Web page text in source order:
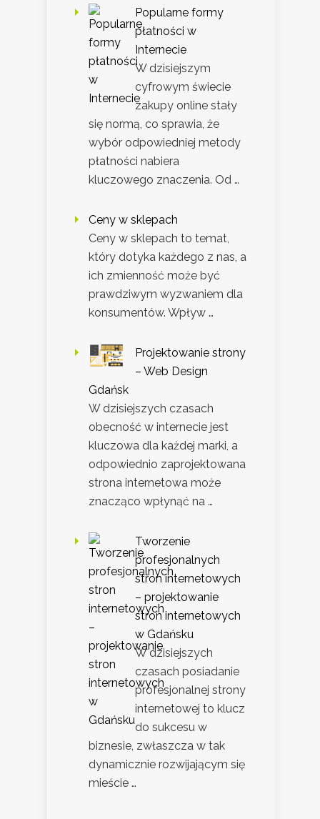
Popularne formy
płatności w
Internecie
W dzisiejszym
cyfrowym świecie
zakupy online stały
się normą, co sprawia, że
wybór odpowiedniej metody
płatności nabiera
kluczowego znaczenia. Od …
Ceny w sklepach
Ceny w sklepach to temat,
który dotyka każdego z nas, a
ich zmienność może być
prawdziwym wyzwaniem dla
konsumentów. Wpływ …
Projektowanie strony
– Web Design
Gdańsk
W dzisiejszych czasach
obecność w internecie jest
kluczowa dla każdej marki, a
odpowiednio zaprojektowana
strona internetowa może
znacząco wpłynąć na …
Tworzenie
profesjonalnych
stron internetowych
– projektowanie
stron internetowych
w Gdańsku
W dzisiejszych
czasach posiadanie
profesjonalnej strony
internetowej to klucz
do sukcesu w
biznesie, zwłaszcza w tak
dynamicznie rozwijającym się
mieście …